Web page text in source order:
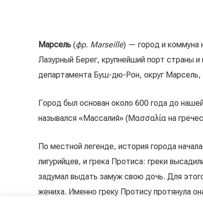
Марсель (фр. Marseille) — город и коммуна
Лазурный Берег, крупнейший порт страны
департамента Буш-дю-Рон, округ Марсель,
Город был основан около 600 года до
назывался «Массали́я» (Μασσαλία на
По местной легенде, история города
лигурийцев, и грека Протиса: греки
задумал выдать замуж свою дочь. Для
жениха. Именно греку Протису протянула